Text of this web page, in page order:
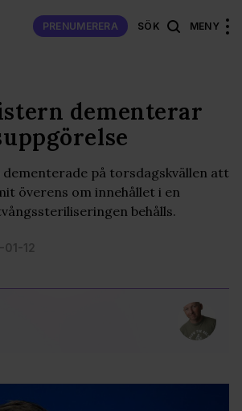
PRENUMERERA SÖK MENY
dementerar
dementerade på torsdagskvällen att
överens om innehållet i en
behålls.
01-12